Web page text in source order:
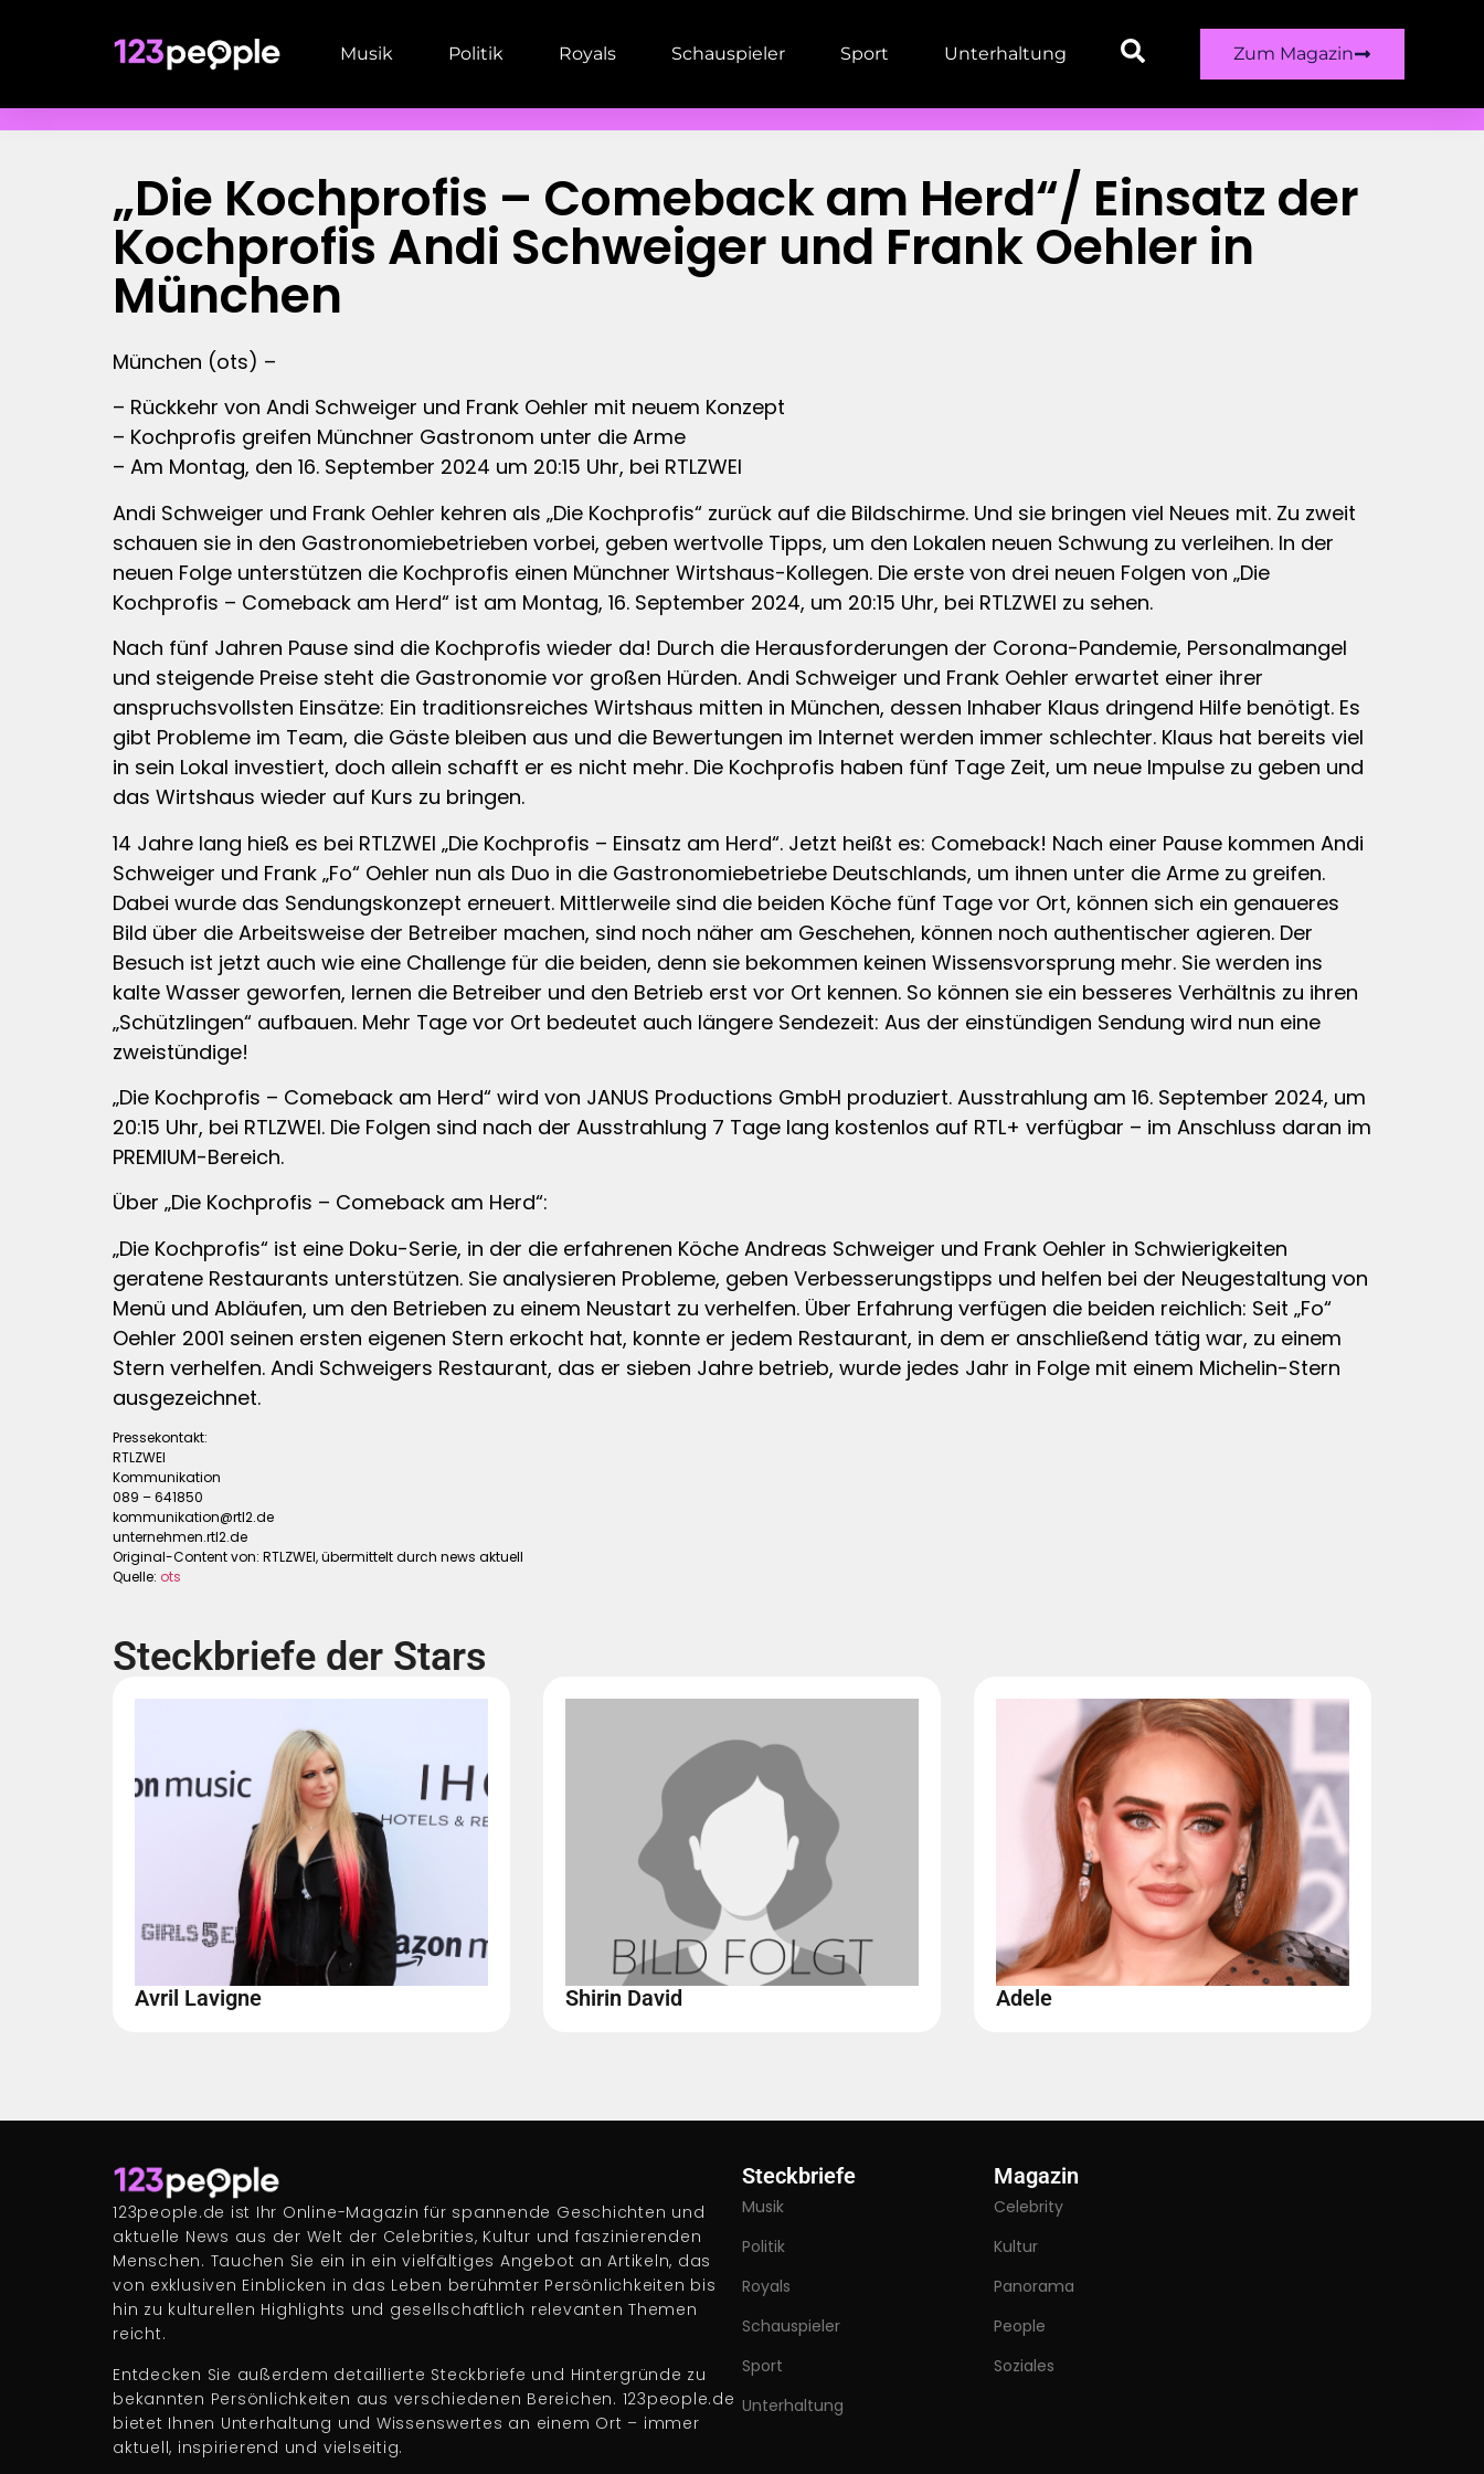
Musik Politik Royals Schauspieler Sport Unterhaltung Zum Magazin
„Die Kochprofis – Comeback am Herd“/ Einsatz der
Kochprofis Andi Schweiger und Frank Oehler in
München
München (ots) –
– Rückkehr von Andi Schweiger und Frank Oehler mit neuem Konzept
– Kochprofis greifen Münchner Gastronom unter die Arme
– Am Montag, den 16. September 2024 um 20:15 Uhr, bei RTLZWEI
Andi Schweiger und Frank Oehler kehren als „Die Kochprofis“ zurück auf die Bildschirme. Und sie bringen viel Neues mit. Zu zweit
schauen sie in den Gastronomiebetrieben vorbei, geben wertvolle Tipps, um den Lokalen neuen Schwung zu verleihen. In der
neuen Folge unterstützen die Kochprofis einen Münchner Wirtshaus-Kollegen. Die erste von drei neuen Folgen von „Die
Kochprofis – Comeback am Herd“ ist am Montag, 16. September 2024, um 20:15 Uhr, bei RTLZWEI zu sehen.
Nach fünf Jahren Pause sind die Kochprofis wieder da! Durch die Herausforderungen der Corona-Pandemie, Personalmangel
und steigende Preise steht die Gastronomie vor großen Hürden. Andi Schweiger und Frank Oehler erwartet einer ihrer
anspruchsvollsten Einsätze: Ein traditionsreiches Wirtshaus mitten in München, dessen Inhaber Klaus dringend Hilfe benötigt. Es
gibt Probleme im Team, die Gäste bleiben aus und die Bewertungen im Internet werden immer schlechter. Klaus hat bereits viel
in sein Lokal investiert, doch allein schafft er es nicht mehr. Die Kochprofis haben fünf Tage Zeit, um neue Impulse zu geben und
das Wirtshaus wieder auf Kurs zu bringen.
14 Jahre lang hieß es bei RTLZWEI „Die Kochprofis – Einsatz am Herd“. Jetzt heißt es: Comeback! Nach einer Pause kommen Andi
Schweiger und Frank „Fo“ Oehler nun als Duo in die Gastronomiebetriebe Deutschlands, um ihnen unter die Arme zu greifen.
Dabei wurde das Sendungskonzept erneuert. Mittlerweile sind die beiden Köche fünf Tage vor Ort, können sich ein genaueres
Bild über die Arbeitsweise der Betreiber machen, sind noch näher am Geschehen, können noch authentischer agieren. Der
Besuch ist jetzt auch wie eine Challenge für die beiden, denn sie bekommen keinen Wissensvorsprung mehr. Sie werden ins
kalte Wasser geworfen, lernen die Betreiber und den Betrieb erst vor Ort kennen. So können sie ein besseres Verhältnis zu ihren
„Schützlingen“ aufbauen. Mehr Tage vor Ort bedeutet auch längere Sendezeit: Aus der einstündigen Sendung wird nun eine
zweistündige!
„Die Kochprofis – Comeback am Herd“ wird von JANUS Productions GmbH produziert. Ausstrahlung am 16. September 2024, um
20:15 Uhr, bei RTLZWEI. Die Folgen sind nach der Ausstrahlung 7 Tage lang kostenlos auf RTL+ verfügbar – im Anschluss daran im
PREMIUM-Bereich.
Über „Die Kochprofis – Comeback am Herd“:
„Die Kochprofis“ ist eine Doku-Serie, in der die erfahrenen Köche Andreas Schweiger und Frank Oehler in Schwierigkeiten
geratene Restaurants unterstützen. Sie analysieren Probleme, geben Verbesserungstipps und helfen bei der Neugestaltung von
Menü und Abläufen, um den Betrieben zu einem Neustart zu verhelfen. Über Erfahrung verfügen die beiden reichlich: Seit „Fo“
Oehler 2001 seinen ersten eigenen Stern erkocht hat, konnte er jedem Restaurant, in dem er anschließend tätig war, zu einem
Stern verhelfen. Andi Schweigers Restaurant, das er sieben Jahre betrieb, wurde jedes Jahr in Folge mit einem Michelin-Stern
ausgezeichnet.
Pressekontakt:
RTLZWEI
Kommunikation
089 – 641850
kommunikation@rtl2.de
unternehmen.rtl2.de
Original-Content von: RTLZWEI, übermittelt durch news aktuell
Quelle: ots
Steckbriefe der Stars
Avril Lavigne Shirin David Adele
123people.de ist Ihr Online-Magazin für spannende Geschichten und
aktuelle News aus der Welt der Celebrities, Kultur und faszinierenden
Menschen. Tauchen Sie ein in ein vielfältiges Angebot an Artikeln, das
von exklusiven Einblicken in das Leben berühmter Persönlichkeiten bis
hin zu kulturellen Highlights und gesellschaftlich relevanten Themen
reicht.
Entdecken Sie außerdem detaillierte Steckbriefe und Hintergründe zu
bekannten Persönlichkeiten aus verschiedenen Bereichen. 123people.de
bietet Ihnen Unterhaltung und Wissenswertes an einem Ort – immer
aktuell, inspirierend und vielseitig.
Steckbriefe
Musik
Politik
Royals
Schauspieler
Sport
Unterhaltung
Magazin
Celebrity
Kultur
Panorama
People
Soziales